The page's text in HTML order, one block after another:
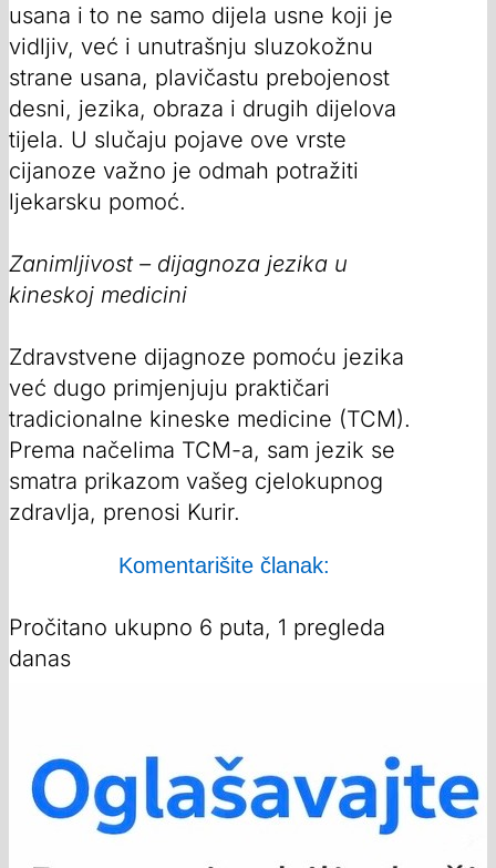
usana i to ne samo dijela usne koji je
vidljiv, već i unutrašnju sluzokožnu
strane usana, plavičastu prebojenost
desni, jezika, obraza i drugih dijelova
tijela. U slučaju pojave ove vrste
cijanoze važno je odmah potražiti
ljekarsku pomoć.
Zanimljivost – dijagnoza jezika u
kineskoj medicini
Zdravstvene dijagnoze pomoću jezika
već dugo primjenjuju praktičari
tradicionalne kineske medicine (TCM).
Prema načelima TCM-a, sam jezik se
smatra prikazom vašeg cjelokupnog
zdravlja, prenosi Kurir.
Komentarišite članak:
Pročitano ukupno 6 puta, 1 pregleda
danas